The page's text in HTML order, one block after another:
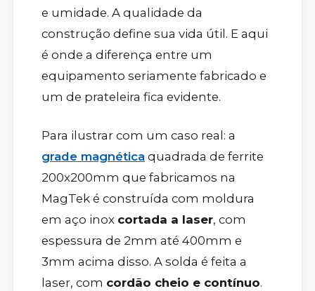
e umidade. A qualidade da
construção define sua vida útil. E aqui
é onde a diferença entre um
equipamento seriamente fabricado e
um de prateleira fica evidente.
Para ilustrar com um caso real: a
grade magnéticaquadrada de ferrite
200x200mm que fabricamos na
MagTek é construída com moldura
em aço inox cortada a laser, com
espessura de 2mm até 400mm e
3mm acima disso. A solda é feita a
laser, com cordão cheio e contínuo.